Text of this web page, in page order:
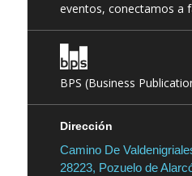
eventos, conectamos a
BPS (Business
Dirección
Camino De
28223, Pozuelo de